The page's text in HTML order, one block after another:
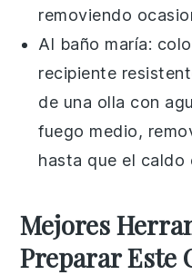
removiendo
Al baño maría:
recipiente
de una olla con
fuego medio,
hasta que el caldo
Mejores
Preparar Este